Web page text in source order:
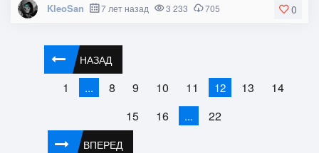
0
KleoSan 7 лет назад 3 233 705
НАЗАД
1 ... 8 9 10 11 12 13
14
15
16 ... 22
ВПЕРЕД